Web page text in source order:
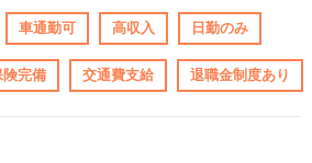
車通勤可 高収入 日勤のみ
険完備 交通費支給 退職金制度あり